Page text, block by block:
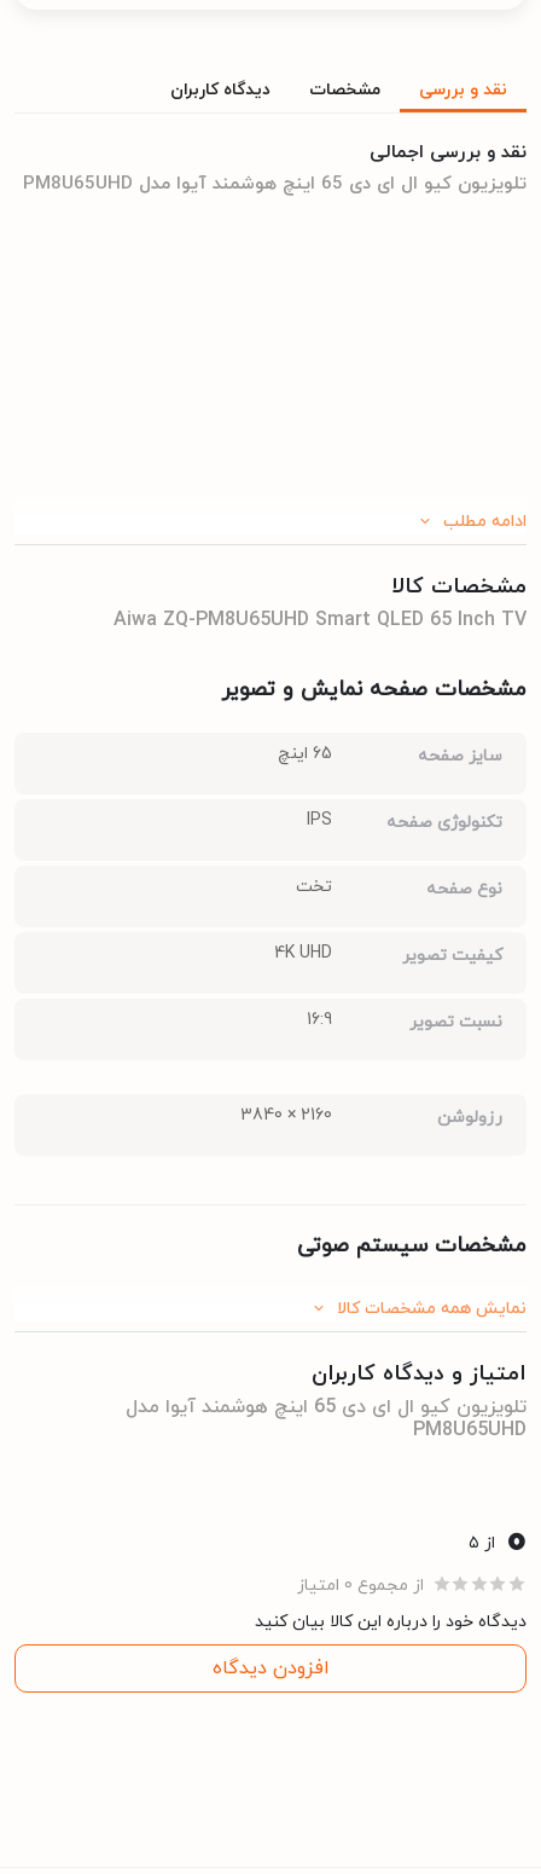
نقد و بررسی مشخصات دیدگاه کاربران
نقد و بررسی اجمالی
تلویزیون کیو ال ای دی 65 اینچ هوشمند آیوا مدل PM8U65UHD
ادامه مطلب
مشخصات کالا
Aiwa ZQ-PM8U65UHD Smart QLED 65 Inch TV
مشخصات صفحه نمایش و تصویر
سایز صفحه 65 اینچ
تکنولوژی صفحه IPS
نوع صفحه تخت
کیفیت تصویر 4K UHD
نسبت تصویر 16:9
رزولوشن 2160 × 3840
مشخصات سیستم صوتی
استانداردهای صوتی Dolby
درگاه USB دارد
دارد
نمایش همه مشخصات کالا
امتیاز و دیدگاه کاربران
تلویزیون کیو ال ای دی 65 اینچ هوشمند آیوا مدل
PM8U65UHD
0
از ۵
از مجموع 0 امتیاز
دیدگاه خود را درباره این کالا بیان کنید
افزودن دیدگاه